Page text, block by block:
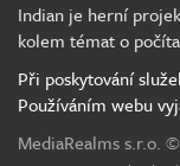
Indian je herní
kolem témat o
Při poskytování
Používáním webu
MediaRealms s.r.o.